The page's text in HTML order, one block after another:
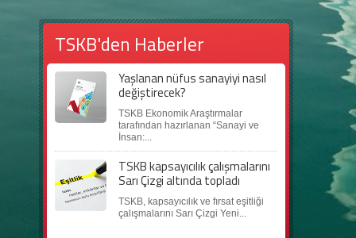
TSKB'den Haberler
Yaşlanan nüfus sanayiyi nasıl
değiştirecek?
TSKB Ekonomik Araştırmalar
tarafından hazırlanan “Sanayi ve
İnsan:...
TSKB kapsayıcılık çalışmalarını
Sarı Çizgi altında topladı
TSKB, kapsayıcılık ve fırsat eşitliği
çalışmalarını Sarı Çizgi Yeni...